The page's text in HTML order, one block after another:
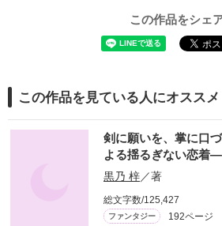
この作品をシェ
この作品を見ている人にオススメ
剣に願いを、掌に口
よる揺るぎない恋着―
黒乃 梓／著
総文字数/125,427
ファンタジー 192ページ